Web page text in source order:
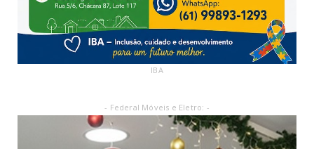
IBA
- Federal Móveis e Eletro: -